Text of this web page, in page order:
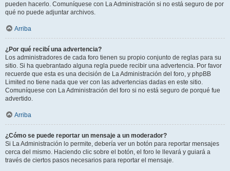
pueden hacerlo. Comuníquese con La Administración si no está seguro de por
qué no puede adjuntar archivos.
Arriba
¿Por qué recibí una advertencia?
Los administradores de cada foro tienen su propio conjunto de reglas para su
sitio. Si ha quebrantado alguna regla puede recibir una advertencia. Por favor
recuerde que esta es una decisión de La Administración del foro, y phpBB
Limited no tiene nada que ver con las advertencias dadas en este sitio.
Comuníquese con La Administración del foro si no está seguro de porqué fue
advertido.
Arriba
¿Cómo se puede reportar un mensaje a un moderador?
Si La Administración lo permite, debería ver un botón para reportar mensajes
cerca del mismo. Haciendo clic sobre el botón, el foro le llevará y guiará a
través de ciertos pasos necesarios para reportar el mensaje.